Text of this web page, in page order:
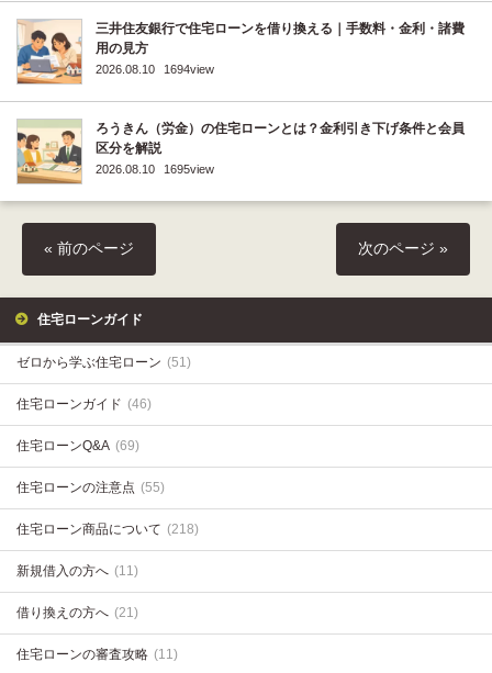
三井住友銀行で住宅ローンを借り換える｜手数料・金利・諸費
用の見方
2026.08.10 1694view
ろうきん（労金）の住宅ローンとは？金利引き下げ条件と会員
区分を解説
2026.08.10 1695view
« 前のページ 次のページ »
住宅ローンガイド
ゼロから学ぶ住宅ローン (51)
住宅ローンガイド (46)
住宅ローンQ&A (69)
住宅ローンの注意点 (55)
住宅ローン商品について (218)
新規借入の方へ (11)
借り換えの方へ (21)
住宅ローンの審査攻略 (11)